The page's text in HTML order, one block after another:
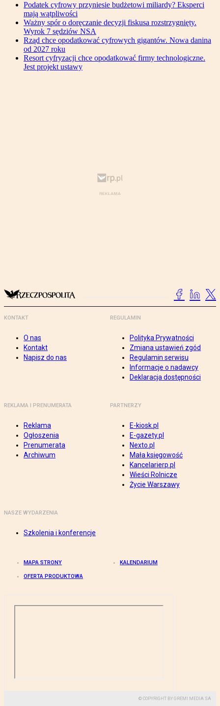
Podatek cyfrowy przyniesie budżetowi miliardy? Eksperci
mają wątpliwości
Ważny spór o doręczanie decyzji fiskusa rozstrzygnięty.
Wyrok 7 sędziów NSA
Rząd chce opodatkować cyfrowych gigantów. Nowa danina
od 2027 roku
Resort cyfryzacji chce opodatkować firmy technologiczne.
Jest projekt ustawy
KONTAKT
O nas
Kontakt
Napisz do nas
REGULAMIN
Polityka Prywatności
Zmiana ustawień zgód
Regulamin serwisu
Informacje o nadawcy
Deklaracja dostępności
REKLAMA I PRENUMERATA
Reklama
Ogłoszenia
Prenumerata
Archiwum
PARTNERZY
E-kiosk.pl
E-gazety.pl
Nexto.pl
Mała księgowość
Kancelarierp.pl
Wieści Rolnicze
Życie Warszawy
NASZE WYDARZENIA
Szkolenia i konferencje
MAPA STRONY KALENDARIUM
OFERTA PRODUKTOWA
© COPYRIGHT BY GREMI MEDIA SA